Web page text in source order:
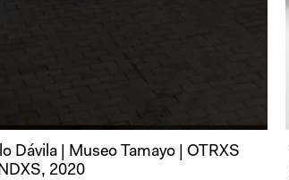
Dávila | Museo Tamayo | OTRXS
2020